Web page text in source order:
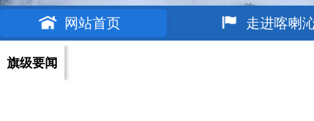
网站首页 走进喀喇
旗级要闻